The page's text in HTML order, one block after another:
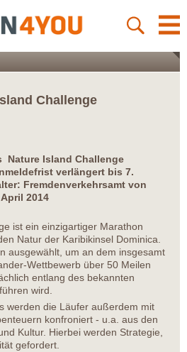
Challenge
Nature Island Challenge
verlängert bis 7.
Fremdenverkehrsamt von
2014
ist ein einzigartiger Marathon
Natur der Karibikinsel Dominica.
ausgewählt, um an dem insgesamt
Wettbewerb über 50 Meilen
entlang des bekannten
wird.
werden die Läufer außerdem mit
konfroniert - u.a. aus den
Kultur. Hierbei werden Strategie,
gefordert.